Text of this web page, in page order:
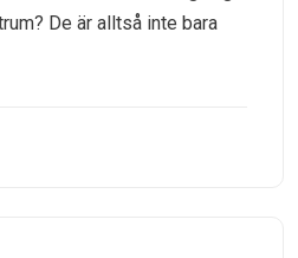
De är alltså inte bara